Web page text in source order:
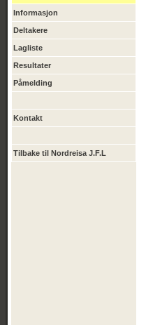
Informasjon
Deltakere
Lagliste
Resultater
Påmelding
Kontakt
Tilbake til Nordreisa J.F.L